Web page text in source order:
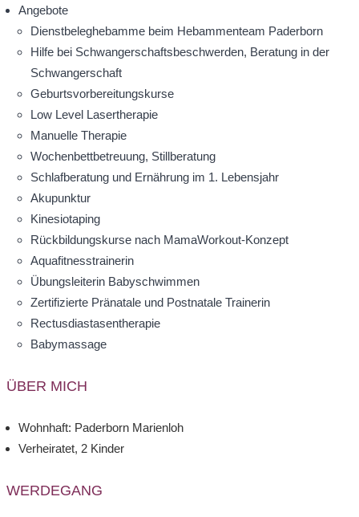
Angebote
Dienstbeleghebamme beim Hebammenteam Paderborn
Hilfe bei Schwangerschaftsbeschwerden, Beratung in der
Schwangerschaft
Geburtsvorbereitungskurse
Low Level Lasertherapie
Manuelle Therapie
Wochenbettbetreuung, Stillberatung
Schlafberatung und Ernährung im 1. Lebensjahr
Akupunktur
Kinesiotaping
Rückbildungskurse nach MamaWorkout-Konzept
Aquafitnesstrainerin
Übungsleiterin Babyschwimmen
Zertifizierte Pränatale und Postnatale Trainerin
Rectusdiastasentherapie
Babymassage
ÜBER MICH
Wohnhaft: Paderborn Marienloh
Verheiratet, 2 Kinder
WERDEGANG